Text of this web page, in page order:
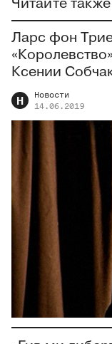
Ларс фон
Ксении
Н
Новости
14.06.2019